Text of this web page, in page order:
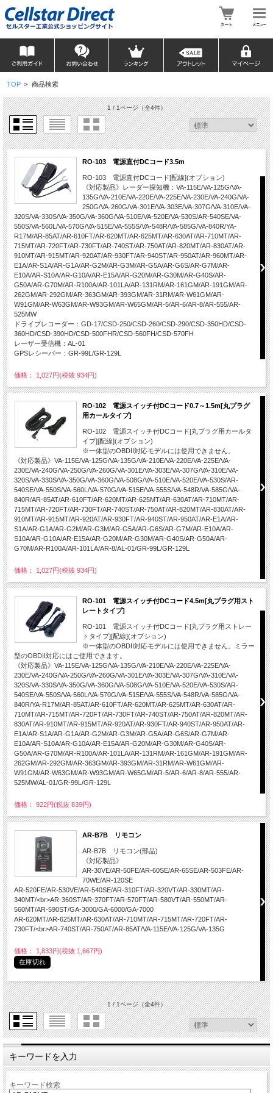
TOP > 商品検索
1 / 1ページ（全4件）
RO-103 電源直付DCコード3.5m
RO-103 電源直付DCコード[配線](オプション)
《対応製品》レーダー探知機：VA-115E/VA-125G/VA-
135G/VA-210E/VA-220E/VA-225E/VA-230E/VA-240G/VA-
250G/VA-260G/VA-301E/VA-303E/VA-307G/VA-310E/VA-
320S/VA-330S/VA-350G/VA-360G/VA-510E/VA-520E/VA-530S/AR-540SE/VA-
550S/VA-560L/VA-570G/VA-515E/VA-555S/VA-548R/VA-585G/VA-840R/YA-
R17M/AR-85AT/AR-610FT/AR-620MT/AR-625MT/AR-630AT/AR-710MT/AR-
715MT/AR-720FT/AR-730FT/AR-740ST/AR-750AT/AR-820MT/AR-830AT/AR-
910MT/AR-915MT/AR-920AT/AR-930FT/AR-940ST/AR-950AT/AR-960MT/AR-
E1A/AR-S1A/AR-G1A/AR-G2M/AR-G3M/AR-G5A/AR-G6S/AR-G7M/AR-
E10A/AR-S10A/AR-G10A/AR-E15A/AR-G20M/AR-G30M/AR-G40S/AR-
G50A/AR-G70M/AR-R100A/AR-101LA/AR-131RM/AR-161GM/AR-191GM/AR-
262GM/AR-292GM/AR-363GM/AR-393GM/AR-31RM/AR-W61GM/AR-
W91GM/AR-W63GM/AR-W93GM/AR-W65GM/AR-5/AR-6/AR-8/AR-555/AR-
525MW
ドライブレコーダー：GD-17/CSD-250/CSD-260/CSD-290/CSD-350HD/CSD-
360HD/CSD-390HD/CSD-500FHR/CSD-560FH/CSD-570FH
レーザー受信機：AL-01
GPSレシーバー：GR-99L/GR-129L
価格： 1,027円(税抜 934円)
RO-102 電源スイッチ付DCコード0.7～1.5m[丸プラグ
用カールタイプ]
RO-102 電源スイッチ付DCコード[丸プラグ用カールタ
イプ][配線](オプション)
※一体型のOBDII対応モデルには使用できません。
《対応製品》VA-115E/VA-125G/VA-135G/VA-210E/VA-220E/VA-225E/VA-
230E/VA-240G/VA-250G/VA-260G/VA-301E/VA-303E/VA-307G/VA-310E/VA-
320S/VA-330S/VA-350G/VA-360G/VA-508G/VA-510E/VA-520E/VA-530S/AR-
540SE/VA-550S/VA-560L/VA-570G/VA-515E/VA-555S/VA-548R/VA-585G/VA-
840R/AR-85AT/AR-610FT/AR-620MT/AR-625MT/AR-630AT/AR-710MT/AR-
715MT/AR-720FT/AR-730FT/AR-740ST/AR-750AT/AR-820MT/AR-830AT/AR-
910MT/AR-915MT/AR-920AT/AR-930FT/AR-940ST/AR-950AT/AR-E1A/AR-
S1A/AR-G1A/AR-G2M/AR-G3M/AR-G5A/AR-G6S/AR-G7M/AR-E10A/AR-
S10A/AR-G10A/AR-E15A/AR-G20M/AR-G30M/AR-G40S/AR-G50A/AR-
G70M/AR-R100A/AR-101LA/AR-8/AL-01/GR-99L/GR-129L
価格： 1,027円(税抜 934円)
RO-101 電源スイッチ付DCコード4.5m[丸プラグ用スト
レートタイプ]
RO-101 電源スイッチ付DCコード[丸プラグ用ストレー
トタイプ][配線](オプション)
※一体型のOBDII対応モデルには使用できません。ミラー
型のOBDII対応にはご使用できます。
《対応製品》VA-115E/VA-125G/VA-135G/VA-210E/VA-220E/VA-225E/VA-
230E/VA-240G/VA-250G/VA-260G/VA-301E/VA-303E/VA-307G/VA-310E/VA-
320S/VA-330S/VA-350G/VA-360G/VA-508G/VA-510E/VA-520E/VA-530S/AR-
540SE/VA-550S/VA-560L/VA-570G/VA-515E/VA-555S/VA-548R/VA-585G/VA-
840R/YA-R17M/AR-85AT/AR-610FT/AR-620MT/AR-625MT/AR-630AT/AR-
710MT/AR-715MT/AR-720FT/AR-730FT/AR-740ST/AR-750AT/AR-820MT/AR-
830AT/AR-910MT/AR-915MT/AR-920AT/AR-930FT/AR-940ST/AR-950AT/AR-
E1A/AR-S1A/AR-G1A/AR-G2M/AR-G3M/AR-G5A/AR-G6S/AR-G7M/AR-
E10A/AR-S10A/AR-G10A/AR-E15A/AR-G20M/AR-G30M/AR-G40S/AR-
G50A/AR-G70M/AR-R100A/AR-101LA/AR-131RM/AR-161GM/AR-191GM/AR-
262GM/AR-292GM/AR-363GM/AR-393GM/AR-31RM/AR-W61GM/AR-
W91GM/AR-W63GM/AR-W93GM/AR-W65GM/AR-5/AR-6/AR-8/AR-555/AR-
525MW/AL-01/GR-99L/GR-129L
価格： 922円(税抜 839円)
AR-B7B リモコン
AR-B7B リモコン(部品)
《対応製品》
AR-30VE/AR-50FE/AR-60SE/AR-65SE/AR-503FE/AR-
70WE/AR-120SE
AR-520FE/AR-530VE/AR-540SE/AR-310FT/AR-320VT/AR-330MT/AR-
340MT/<br>AR-360ST/AR-370FT/AR-570FT/AR-580VT/AR-550MT/AR-
560MT/AR-590ST/GA-3000/GA-6000/GA-7000
AR-620MT/AR-625MT/AR-630AT/AR-710MT/AR-715MT/AR-720FT/AR-
730FT/<br>AR-740ST/AR-750AT/AR-85AT/VA-115E/VA-125G/VA-135G
価格： 1,833円(税抜 1,667円)
在庫切れ
1 / 1ページ（全4件）
キーワードを入力
キーワード検索